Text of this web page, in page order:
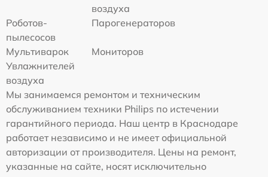
воздуха
Роботов-
пылесосов
Парогенераторов
Мультиварок
Мониторов
Увлажнителей
воздуха
Мы занимаемся ремонтом и техническим
обслуживанием техники Philips по истечении
гарантийного периода. Наш центр в Краснодаре
работает независимо и не имеет официальной
авторизации от производителя. Цены на ремонт,
указанные на сайте, носят исключительно